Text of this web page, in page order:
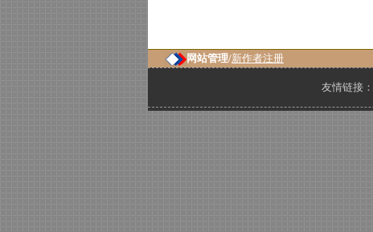
网站管理/新作者注册
友情链接：